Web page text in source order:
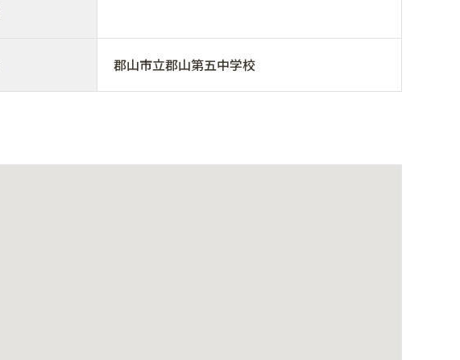
郡山市立郡山第五中学校